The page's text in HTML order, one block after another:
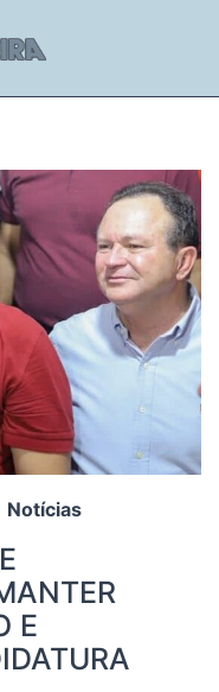
Notícias
E